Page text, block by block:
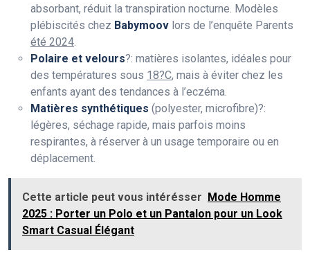
absorbant, réduit la transpiration nocturne. Modèles
plébiscités chez Babymoov lors de l’enquête Parents
été 2024.
Polaire et velours?: matières isolantes, idéales pour
des températures sous 18?C, mais à éviter chez les
enfants ayant des tendances à l’eczéma.
Matières synthétiques (polyester, microfibre)?:
légères, séchage rapide, mais parfois moins
respirantes, à réserver à un usage temporaire ou en
déplacement.
Cette article peut vous intérésser
Mode Homme
2025 : Porter un Polo et un Pantalon pour un Look
Smart Casual Élégant